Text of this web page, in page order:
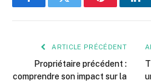
FacebookTwitter Pinterest
ARTICLE PRÉCÉDENT
Propriétaire précédent :
comprendre son impact sur la